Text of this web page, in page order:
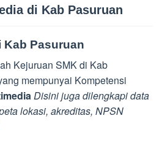
di Kab Pasuruan
Kab Pasuruan
Kejuruan SMK di Kab
mempunyai Kompetensi
Disini juga dilengkapi data
lokasi, akreditas, NPSN